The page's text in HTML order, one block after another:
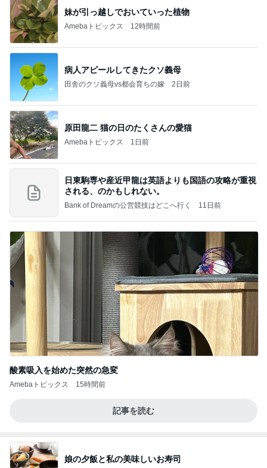
妹が引っ越しでおいていった植物
Amebaトピックス 12時間前
病人アピールしてきたクソ義母
田舎のクソ義母vs都会育ちの嫁 2日前
原田龍二 猫の日のたくさんの愛猫
Amebaトピックス 1日前
日東駒専や産近甲龍は英語よりも国語の攻略が重視
される、のかもしれない。
Bank of Dreamの公営競技はどこへ行く 11日前
酸素吸入を始めた突然の急変
Amebaトピックス 15時間前
記事を読む
娘の夕飯と私の美味しいお寿司